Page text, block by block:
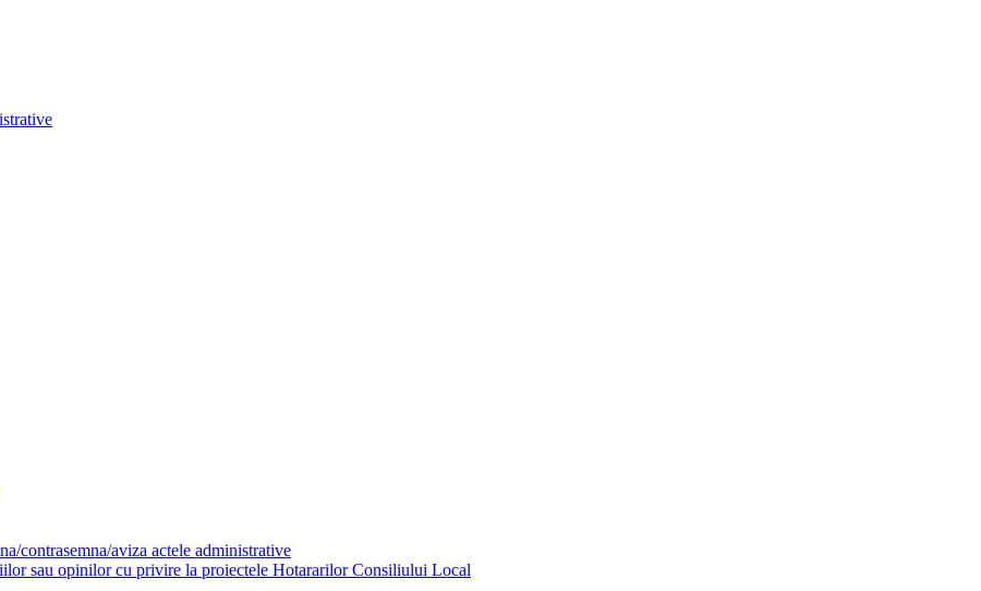
contrasemna/aviza actele administrative
sau opinilor cu privire la proiectele Hotararilor Consiliului Local